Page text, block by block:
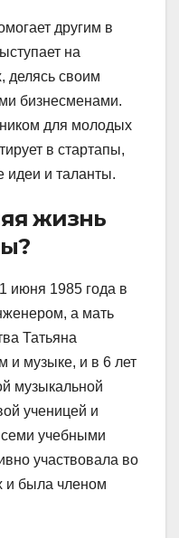
другим в
на
делясь своим
бизнесменами.
для молодых
в стартапы,
идеи и таланты.
жизнь
июня 1985 года в
а мать
Татьяна
и музыке, и в 6 лет
музыкальной
ученицей и
учебными
участвовала во
и была членом